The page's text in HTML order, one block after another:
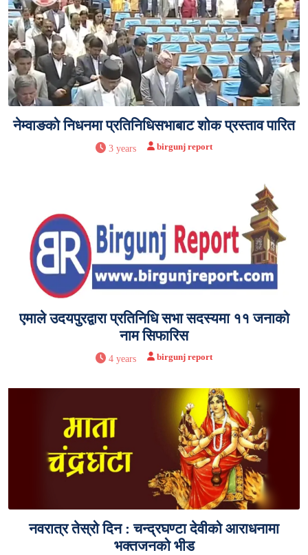
नेम्वाङको निधनमा प्रतिनिधिसभाबाट शोक प्रस्ताव पारित
3 years birgunj report
एमाले उदयपुरद्वारा प्रतिनिधि सभा सदस्यमा ११ जनाको
नाम सिफारिस
4 years birgunj report
नवरात्र तेस्रो दिन : चन्द्रघण्टा देवीको आराधनामा
भक्तजनको भीड